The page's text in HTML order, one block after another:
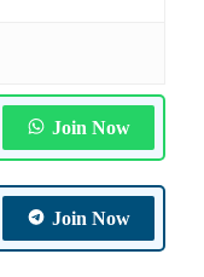
Join Now
Join Now